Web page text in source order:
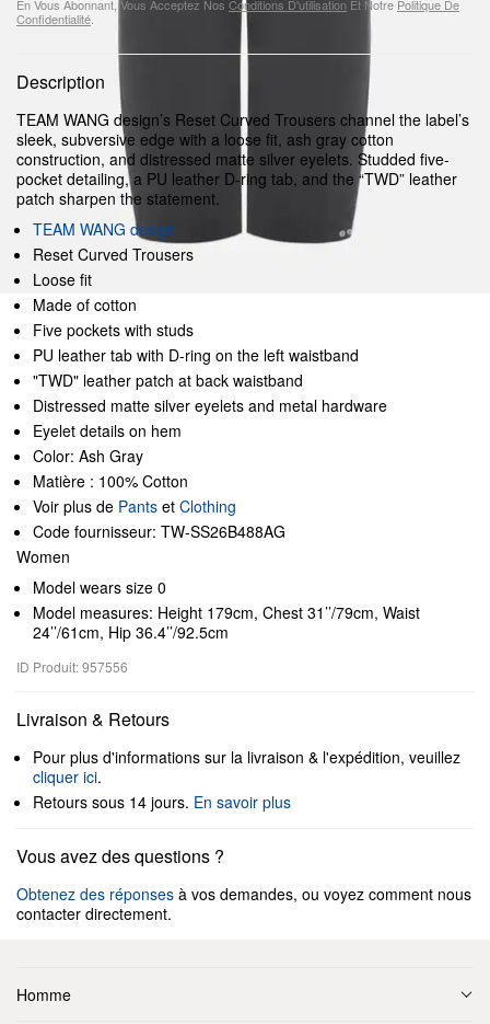
En Vous Abonnant, Vous Acceptez Nos Conditions D'utilisation Et Notre Politique De
Confidentialité
Description
TEAM WANG design’s Reset Curved Trousers channel the label’s
sleek, subversive edge with a loose fit, ash gray cotton
construction, and distressed matte silver eyelets. Studded five-
pocket detailing, a PU leather D-ring tab, and the “TWD” leather
patch sharpen the statement.
TEAM WANG design
Reset Curved Trousers
Loose fit
Made of cotton
Five pockets with studs
PU leather tab with D-ring on the left waistband
"TWD" leather patch at back waistband
Distressed matte silver eyelets and metal hardware
Eyelet details on hem
Color: Ash Gray
Matière : 100% Cotton
Voir plus de Pants et Clothing
Code fournisseur: TW-SS26B488AG
Women
Model wears size 0
Model measures: Height 179cm, Chest 31’’/79cm, Waist
24’’/61cm, Hip 36.4’’/92.5cm
ID Produit: 957556
Livraison & Retours
Pour plus d'informations sur la livraison & l'expédition, veuillez
cliquer ici.
Retours sous 14 jours. En savoir plus
Vous avez des questions ?
Obtenez des réponses à vos demandes, ou voyez comment nous
contacter directement.
Homme